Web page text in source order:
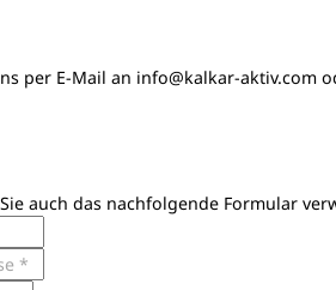
per E-Mail an info@kalkar-aktiv.com
auch das nachfolgende Formular